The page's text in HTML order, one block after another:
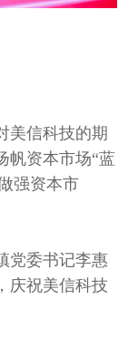
美信科技的期
帆资本市场“蓝
强资本市
党委书记李惠
庆祝美信科技